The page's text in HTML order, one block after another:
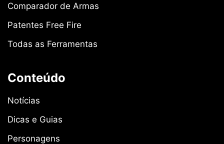
Comparador de Armas
Patentes Free Fire
Todas as Ferramentas
Conteúdo
Notícias
Dicas e Guias
Personagens